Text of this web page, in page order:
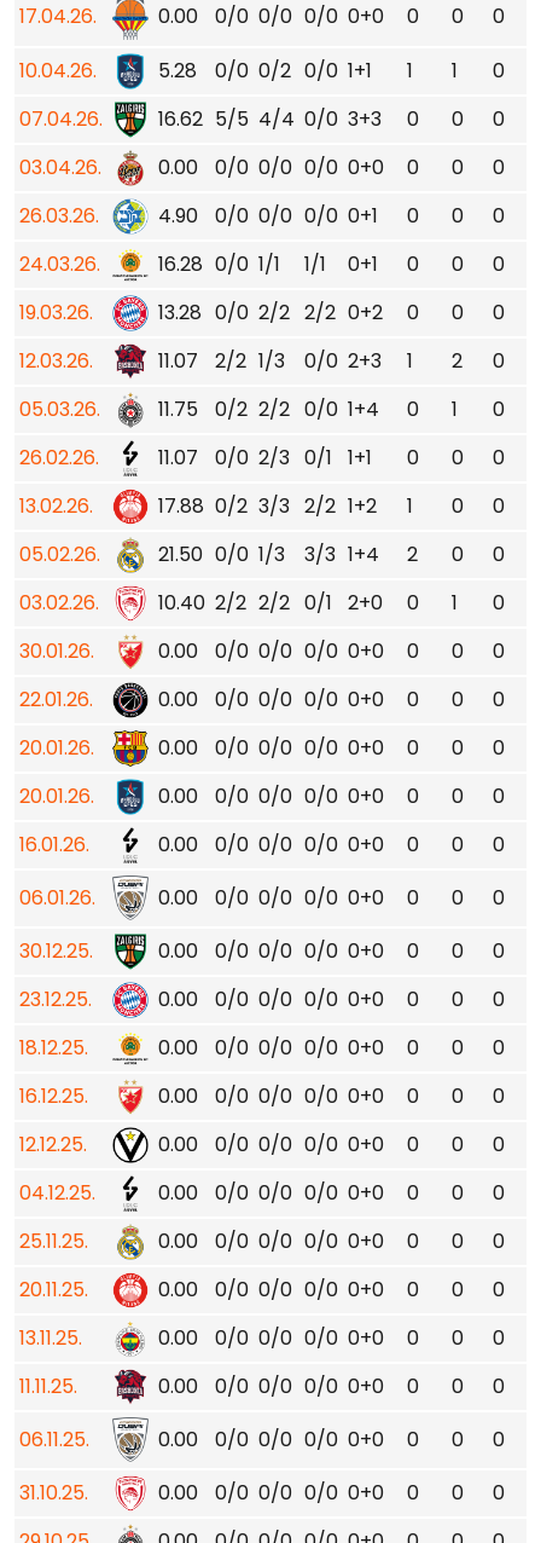
17.04.26. 0.00 0/0 0/0 0/0 0+0 0 0 0
10.04.26.
5.28 0/0 0/2 0/0 1+1 1 1 0
07.04.26.
16.62 5/5 4/4 0/0 3+3 0 0 0
03.04.26.
0.00 0/0 0/0 0/0 0+0 0 0 0
26.03.26.
4.90 0/0 0/0 0/0 0+1 0 0 0
24.03.26.
16.28 0/0 1/1 1/1 0+1 0 0 0
19.03.26.
13.28 0/0 2/2 2/2 0+2 0 0 0
12.03.26.
11.07 2/2 1/3 0/0 2+3 1 2 0
05.03.26.
11.75 0/2 2/2 0/0 1+4 0 1 0
26.02.26.
11.07 0/0 2/3 0/1 1+1 0 0 0
13.02.26.
17.88 0/2 3/3 2/2 1+2 1 0 0
05.02.26.
21.50 0/0 1/3 3/3 1+4 2 0 0
03.02.26.
10.40 2/2 2/2 0/1 2+0 0 1 0
30.01.26.
0.00 0/0 0/0 0/0 0+0 0 0 0
22.01.26.
0.00 0/0 0/0 0/0 0+0 0 0 0
20.01.26.
0.00 0/0 0/0 0/0 0+0 0 0 0
20.01.26.
0.00 0/0 0/0 0/0 0+0 0 0 0
16.01.26.
0.00 0/0 0/0 0/0 0+0 0 0 0
06.01.26.
0.00 0/0 0/0 0/0 0+0 0 0 0
30.12.25.
0.00 0/0 0/0 0/0 0+0 0 0 0
23.12.25.
0.00 0/0 0/0 0/0 0+0 0 0 0
18.12.25.
0.00 0/0 0/0 0/0 0+0 0 0 0
16.12.25.
0.00 0/0 0/0 0/0 0+0 0 0 0
12.12.25.
0.00 0/0 0/0 0/0 0+0 0 0 0
04.12.25.
0.00 0/0 0/0 0/0 0+0 0 0 0
25.11.25.
0.00 0/0 0/0 0/0 0+0 0 0 0
20.11.25.
0.00 0/0 0/0 0/0 0+0 0 0 0
13.11.25.
0.00 0/0 0/0 0/0 0+0 0 0 0
11.11.25.
0.00 0/0 0/0 0/0 0+0 0 0 0
06.11.25.
0.00 0/0 0/0 0/0 0+0 0 0 0
31.10.25.
0.00 0/0 0/0 0/0 0+0 0 0 0